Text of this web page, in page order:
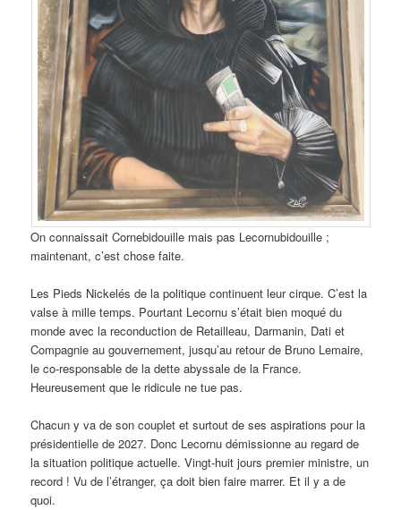
On connaissait Cornebidouille mais pas Lecornubidouille ;
maintenant, c’est chose faite.
Les Pieds Nickelés de la politique continuent leur cirque. C’est la
valse à mille temps. Pourtant Lecornu s’était bien moqué du
monde avec la reconduction de Retailleau, Darmanin, Dati et
Compagnie au gouvernement, jusqu’au retour de Bruno Lemaire,
le co-responsable de la dette abyssale de la France.
Heureusement que le ridicule ne tue pas.
Chacun y va de son couplet et surtout de ses aspirations pour la
présidentielle de 2027. Donc Lecornu démissionne au regard de
la situation politique actuelle. Vingt-huit jours premier ministre, un
record ! Vu de l’étranger, ça doit bien faire marrer. Et il y a de
quoi.